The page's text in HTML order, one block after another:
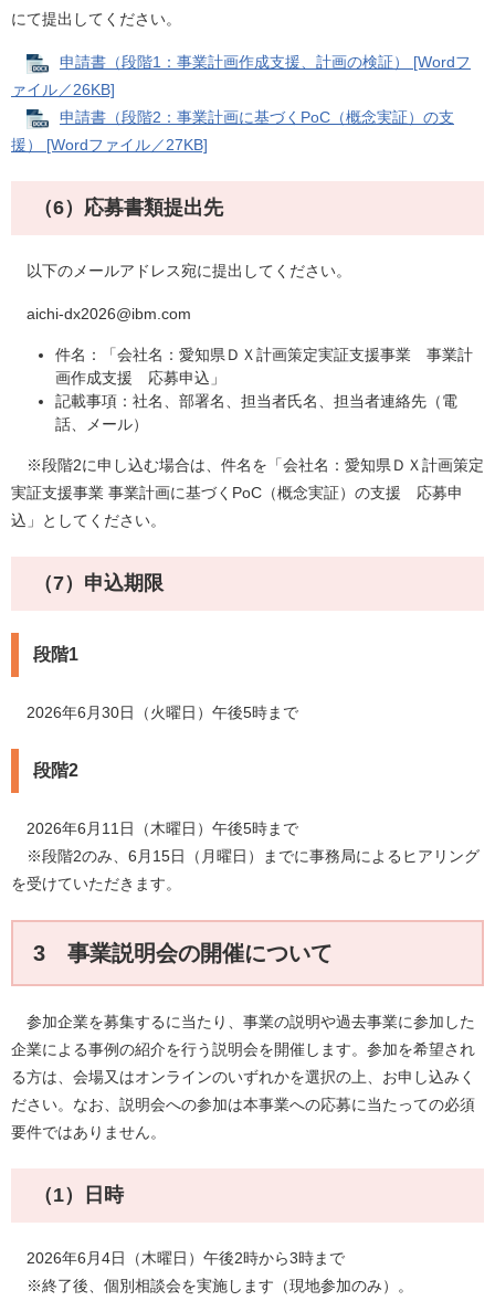
にて提出してください。
申請書（段階1：事業計画作成支援、計画の検証） [Wordフ
ァイル／26KB]
申請書（段階2：事業計画に基づくPoC（概念実証）の支
援） [Wordファイル／27KB]
（6）応募書類提出先
以下のメールアドレス宛に提出してください。
​aichi-dx2026@ibm.com
件名：「会社名：愛知県ＤＸ計画策定実証支援事業 事業計
画作成支援 応募申込」
記載事項：社名、部署名、担当者氏名、担当者連絡先（電
話、メール）
​ ※段階2に申し込む場合は、件名を「会社名：愛知県ＤＸ計画策定
実証支援事業 事業計画に基づくPoC（概念実証）の支援 応募申
込」としてください。
（7）申込期限
段階1
2026年6月30日（火曜日）午後5時まで
段階2
2026年6月11日（木曜日）午後5時まで
※段階2のみ、6月15日（月曜日）までに事務局によるヒアリング
を受けていただきます。
3 事業説明会の開催について
参加企業を募集するに当たり、事業の説明や過去事業に参加した
企業による事例の紹介を行う説明会を開催します。参加を希望され
る方は、会場又はオンラインのいずれかを選択の上、お申し込みく
ださい。なお、説明会への参加は本事業への応募に当たっての必須
要件ではありません。
（1）日時
2026年6月4日（木曜日）午後2時から3時まで
※終了後、個別相談会を実施します（現地参加のみ）。